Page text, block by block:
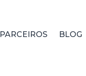
PARCEIROS BLOG